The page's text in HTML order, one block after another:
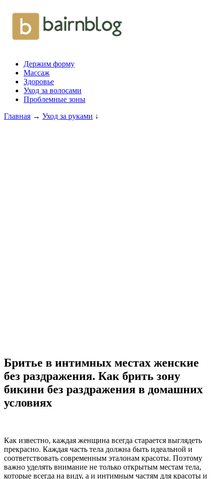
Держим форму
Массаж
Здоровье
Уход за волосами
Проблемные зоны
Главная → Уход за руками ↓
Бритье в интимных местах женские
без раздражения. Как брить зону
бикини без раздражения в домашних
условиях
Как известно, каждая женщина всегда старается выглядеть
прекрасно. Каждая часть тела должна быть идеальной и
соответствовать современным эталонам красоты. Поэтому
важно уделять внимание не только открытым местам тела,
которые всегда на виду, а и интимным частям для красоты и